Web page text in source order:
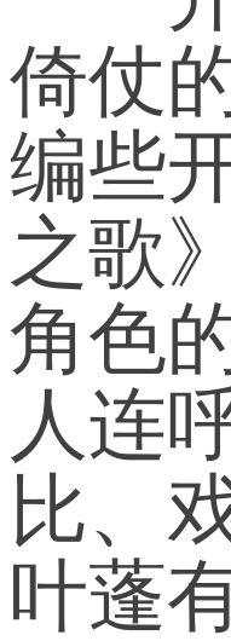
倚仗
编些
之歌
角色
人连
比、
叶蓬